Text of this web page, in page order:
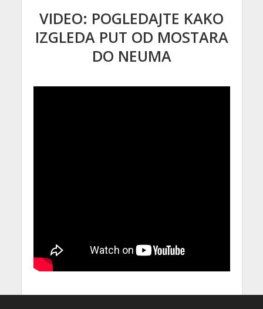
VIDEO: POGLEDAJTE KAKO
IZGLEDA PUT OD MOSTARA
DO NEUMA